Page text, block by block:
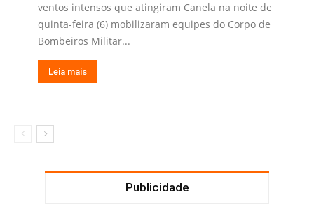
ventos intensos que atingiram Canela na noite de
quinta-feira (6) mobilizaram equipes do Corpo de
Bombeiros Militar...
Leia mais
Publicidade